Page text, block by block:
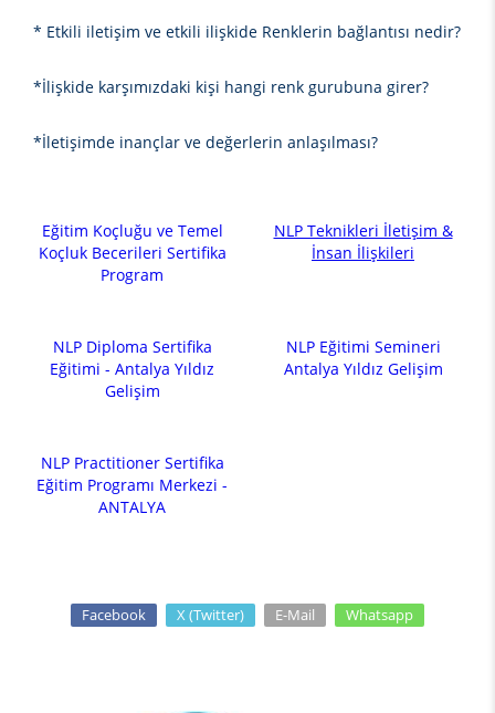
* Etkili iletişim ve etkili ilişkide Renklerin bağlantısı nedir?
*İlişkide karşımızdaki kişi hangi renk gurubuna girer?
*İletişimde inançlar ve değerlerin anlaşılması?
Eğitim Koçluğu ve Temel
Koçluk Becerileri Sertifika
Program
NLP Teknikleri İletişim &
İnsan İlişkileri
NLP Diploma Sertifika
Eğitimi - Antalya Yıldız
Gelişim
NLP Eğitimi Semineri
Antalya Yıldız Gelişim
NLP Practitioner Sertifika
Eğitim Programı Merkezi -
ANTALYA
Facebook X (Twitter) E-Mail Whatsapp